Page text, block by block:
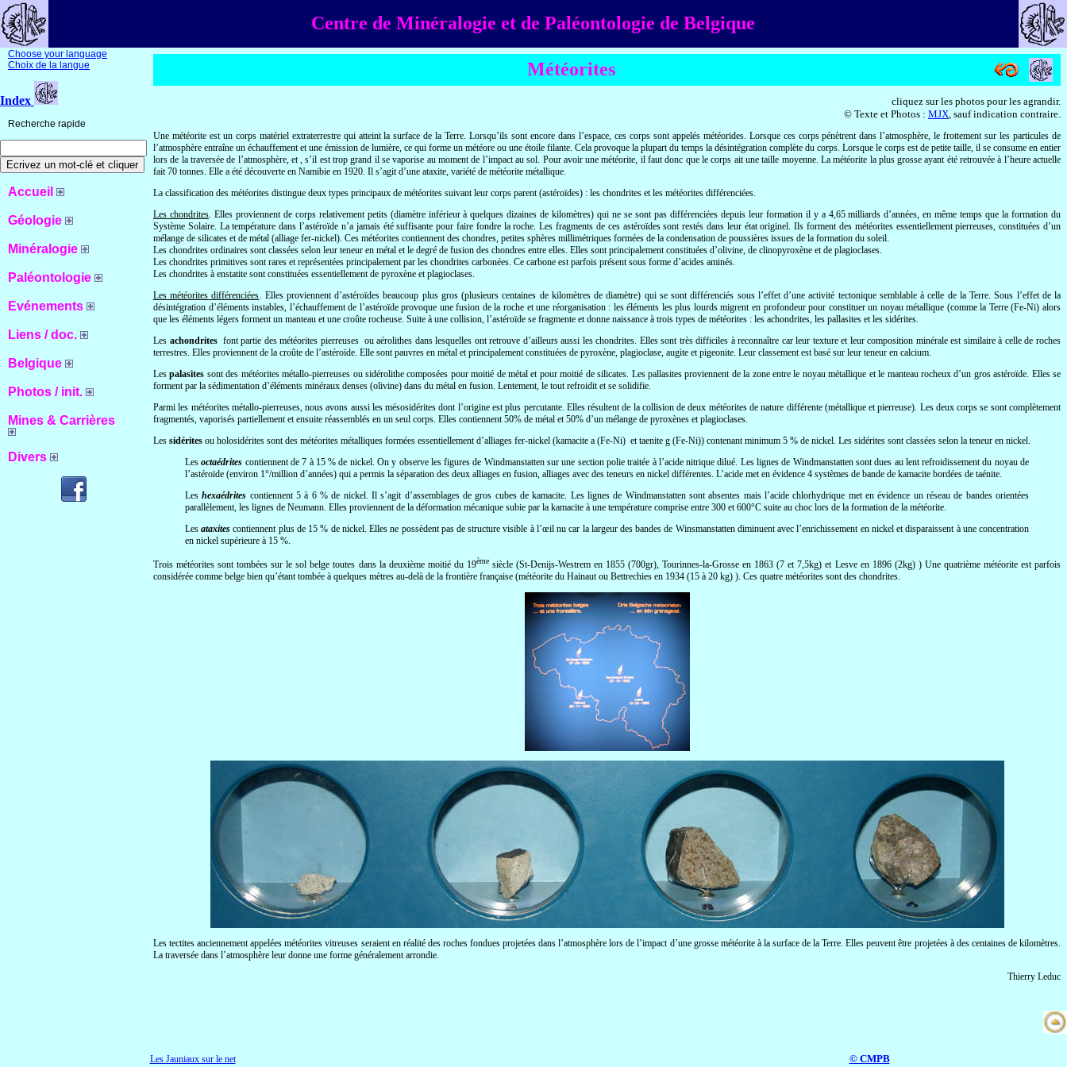
Centre de Minéralogie et de Paléontologie de Belgique
Choose your language
Choix de la langue
Index
Recherche rapide
Accueil
Géologie
Minéralogie
Paléontologie
Evénements
Liens / doc.
Belgique
Photos / init.
Mines & Carrières
Divers
Météorites
cliquez sur les photos pour les agrandir.
© Texte et Photos : MJX, sauf indication contraire.
Une météorite est un corps matériel extraterrestre qui atteint la surface de la Terre. Lorsqu’ils sont encore dans l’espace, ces corps sont appelés météorides. Lorsque ces corps pénètrent dans l’atmosphère, le frottement sur les particules de
l’atmosphère entraîne un échauffement et une émission de lumière, ce qui forme un météore ou une étoile filante. Cela provoque la plupart du temps la désintégration complète du corps. Lorsque le corps est de petite taille, il se consume en entier
lors de la traversée de l’atmosphère, et , s’il est trop grand il se vaporise au moment de l’impact au sol. Pour avoir une météorite, il faut donc que le corps ait une taille moyenne. La météorite la plus grosse ayant été retrouvée à l’heure actuelle
fait 70 tonnes. Elle a été découverte en Namibie en 1920. Il s’agit d’une ataxite, variété de météorite métallique.
La classification des météorites distingue deux types principaux de météorites suivant leur corps parent (astéroïdes) : les chondrites et les météorites différenciées.
Les chondrites. Elles proviennent de corps relativement petits (diamètre inférieur à quelques dizaines de kilomètres) qui ne se sont pas différenciées depuis leur formation il y a 4,65 milliards d’années, en même temps que la formation du
Système Solaire. La température dans l’astéroïde n’a jamais été suffisante pour faire fondre la roche. Les fragments de ces astéroïdes sont restés dans leur état originel. Ils forment des météorites essentiellement pierreuses, constituées d’un
mélange de silicates et de métal (alliage fer-nickel). Ces météorites contiennent des chondres, petites sphères millimétriques formées de la condensation de poussières issues de la formation du soleil.
Les chondrites ordinaires sont classées selon leur teneur en métal et le degré de fusion des chondres entre elles. Elles sont principalement constituées d’olivine, de clinopyroxène et de plagioclases.
Les chondrites primitives sont rares et représentées principalement par les chondrites carbonées. Ce carbone est parfois présent sous forme d’acides aminés.
Les chondrites à enstatite sont constituées essentiellement de pyroxène et plagioclases.
Les météorites différenciées. Elles proviennent d’astéroïdes beaucoup plus gros (plusieurs centaines de kilomètres de diamètre) qui se sont différenciés sous l’effet d’une activité tectonique semblable à celle de la Terre. Sous l’effet de la
désintégration d’éléments instables, l’échauffement de l’astéroïde provoque une fusion de la roche et une réorganisation : les éléments les plus lourds migrent en profondeur pour constituer un noyau métallique (comme la Terre (Fe-Ni) alors
que les éléments légers forment un manteau et une croûte rocheuse. Suite à une collision, l’astéroïde se fragmente et donne naissance à trois types de météorites : les achondrites, les pallasites et les sidérites.
Les achondritesfont partie des météorites pierreuses ou aérolithes dans lesquelles ont retrouve d’ailleurs aussi les chondrites. Elles sont très difficiles à reconnaître car leur texture et leur composition minérale est similaire à celle de roches
terrestres. Elles proviennent de la croûte de l’astéroïde. Elle sont pauvres en métal et principalement constituées de pyroxène, plagioclase, augite et pigeonite. Leur classement est basé sur leur teneur en calcium.
Lespalasites sont des météorites métallo-pierreuses ou sidérolithe composées pour moitié de métal et pour moitié de silicates. Les pallasites proviennent de la zone entre le noyau métallique et le manteau rocheux d’un gros astéroïde. Elles se
forment par la sédimentation d’éléments minéraux denses (olivine) dans du métal en fusion. Lentement, le tout refroidit et se solidifie.
Parmi les météorites métallo-pierreuses, nous avons aussi les mésosidérites dont l’origine est plus percutante. Elles résultent de la collision de deux météorites de nature différente (métallique et pierreuse). Les deux corps se sont complètement
fragmentés, vaporisés partiellement et ensuite réassemblés en un seul corps. Elles contiennent 50% de métal et 50% d’un mélange de pyroxènes et plagioclases.
Les sidérites ou holosidérites sont des météorites métalliques formées essentiellement d’alliages fer-nickel (kamacite a (Fe-Ni) et taenite g (Fe-Ni)) contenant minimum 5 % de nickel. Les sidérites sont classées selon la teneur en nickel.
Lesoctaédrites contiennent de 7 à 15 % de nickel. On y observe les figures de Windmanstatten sur une section polie traitée à l’acide nitrique dilué. Les lignes de Windmanstatten sont dues au lent refroidissement du noyau de
l’astéroïde (environ 1°/million d’années) qui a permis la séparation des deux alliages en fusion, alliages avec des teneurs en nickel différentes. L’acide met en évidence 4 systèmes de bande de kamacite bordées de taénite.
Leshexaédrites contiennent 5 à 6 % de nickel. Il s’agit d’assemblages de gros cubes de kamacite. Les lignes de Windmanstatten sont absentes mais l’acide chlorhydrique met en évidence un réseau de bandes orientées
parallèlement, les lignes de Neumann. Elles proviennent de la déformation mécanique subie par la kamacite à une température comprise entre 300 et 600°C suite au choc lors de la formation de la météorite.
Lesataxites contiennent plus de 15 % de nickel. Elles ne possèdent pas de structure visible à l’œil nu car la largeur des bandes de Winsmanstatten diminuent avec l’enrichissement en nickel et disparaissent à une concentration
en nickel supérieure à 15 %.
Trois météorites sont tombées sur le sol belge toutes dans la deuxième moitié du 19èmesiècle (St-Denijs-Westrem en 1855 (700gr), Tourinnes-la-Grosse en 1863 (7 et 7,5kg) et Lesve en 1896 (2kg) ) Une quatrième météorite est parfois
considérée comme belge bien qu’étant tombée à quelques mètres au-delà de la frontière française (météorite du Hainaut ou Bettrechies en 1934 (15 à 20 kg) ). Ces quatre météorites sont des chondrites.
Les tectites anciennement appelées météorites vitreuses seraient en réalité des roches fondues projetées dans l’atmosphère lors de l’impact d’une grosse météorite à la surface de la Terre. Elles peuvent être projetées à des centaines de kilomètres.
La traversée dans l’atmosphère leur donne une forme généralement arrondie.
Thierry Leduc
Les Jauniaux sur le net © CMPB